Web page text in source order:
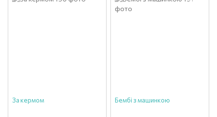
За кермом Бембі з машинкою